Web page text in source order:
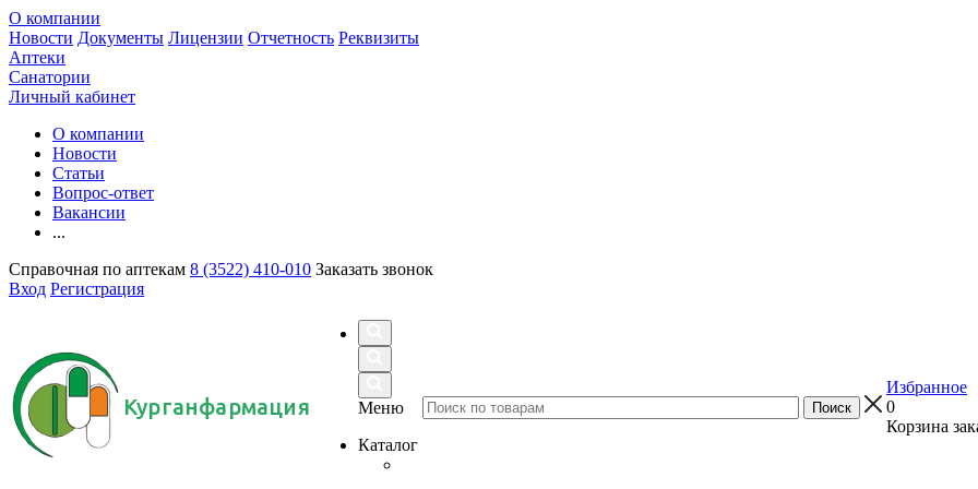
О компании
Новости Документы Лицензии Отчетность Реквизиты
Аптеки
Санатории
Личный кабинет
О компании
Новости
Статьи
Вопрос-ответ
Вакансии
...
Справочная по аптекам 8 (3522) 410-010 Заказать звонок
Вход Регистрация
Курганфармация
Меню
Каталог
Избранное
0
Корзина